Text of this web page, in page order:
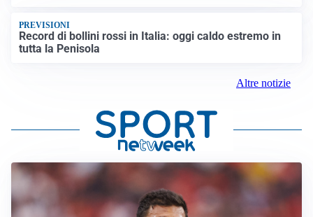
PREVISIONI
Record di bollini rossi in Italia: oggi caldo estremo in
tutta la Penisola
Altre notizie